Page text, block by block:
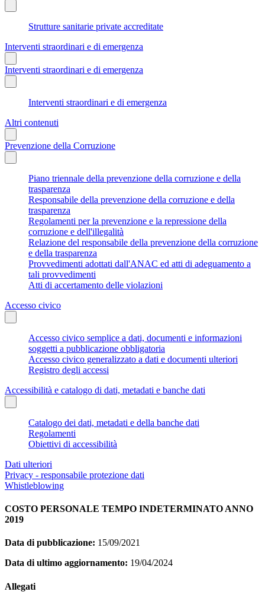
Strutture sanitarie private accreditate
Interventi straordinari e di emergenza
Interventi straordinari e di emergenza
Interventi straordinari e di emergenza
Altri contenuti
Prevenzione della Corruzione
Piano triennale della prevenzione della corruzione e della
trasparenza
Responsabile della prevenzione della corruzione e della
trasparenza
Regolamenti per la prevenzione e la repressione della
corruzione e dell'illegalità
Relazione del responsabile della prevenzione della corruzione
e della trasparenza
Provvedimenti adottati dall'ANAC ed atti di adeguamento a
tali provvedimenti
Atti di accertamento delle violazioni
Accesso civico
Accesso civico semplice a dati, documenti e informazioni
soggetti a pubblicazione obbligatoria
Accesso civico generalizzato a dati e documenti ulteriori
Registro degli accessi
Accessibilità e catalogo di dati, metadati e banche dati
Catalogo dei dati, metadati e della banche dati
Regolamenti
Obiettivi di accessibilità
Dati ulteriori
Privacy - responsabile protezione dati
Whistleblowing
COSTO PERSONALE TEMPO INDETERMINATO ANNO
2019
Data di pubblicazione: 15/09/2021
Data di ultimo aggiornamento: 19/04/2024
Allegati